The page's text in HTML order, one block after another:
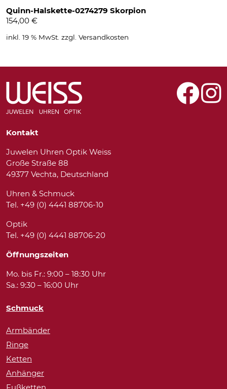
Quinn-Halskette-0274279 Skorpion
154,00 €
inkl. 19 % MwSt. zzgl. Versandkosten
Kontakt
Juwelen Uhren Optik Weiss
Große Straße 88
49377 Vechta, Deutschland
Uhren & Schmuck
Tel. +49 (0) 4441 88706-10
Optik
Tel. +49 (0) 4441 88706-20
Öffnungszeiten
Mo. bis Fr.: 9:00 – 18:30 Uhr
Sa.: 9:30 – 16:00 Uhr
Schmuck
Armbänder
Ringe
Ketten
Anhänger